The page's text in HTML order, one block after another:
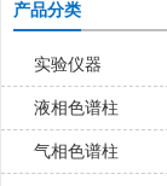
产品分类
实验仪器
液相色谱柱
气相色谱柱